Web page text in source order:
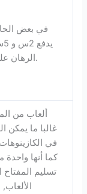
في بعض
الرهان على التوالي.
ألعاب من
غالبا ما يمكن
في
كما أنها
تسليم المفتاح